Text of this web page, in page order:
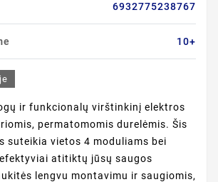
6932775238767
10+
ir funkcionalų virštinkinį elektros
permatomomis durelėmis. Šis
suteikia vietos 4 moduliams bei
atitiktų jūsų saugos
lengvu montavimu ir saugiomis,